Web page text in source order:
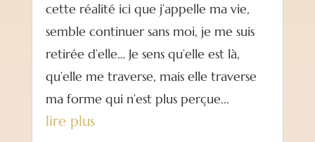
cette réalité ici que j’appelle ma vie,
semble continuer sans moi, je me suis
retirée d’elle… Je sens qu’elle est là,
qu’elle me traverse, mais elle traverse
ma forme qui n’est plus perçue...
lire plus